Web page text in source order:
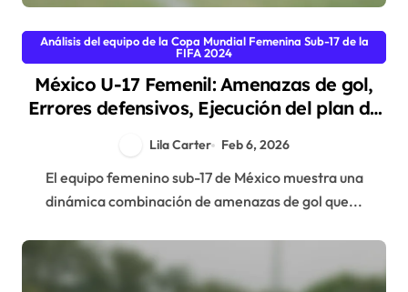
Análisis del equipo de la Copa Mundial Femenina Sub-17 de la
FIFA 2024
México U-17 Femenil: Amenazas de gol,
Errores defensivos, Ejecución del plan de
Lila Carter Feb 6, 2026
El equipo femenino sub-17 de México muestra una
dinámica combinación de amenazas de gol que...